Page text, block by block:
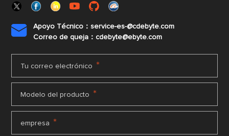

Apoyo Técnico：service-es-@cdebyte.com
Correo de queja：cdebyte@ebyte.com
Tu correo electrónico *
Modelo del producto *
empresa *